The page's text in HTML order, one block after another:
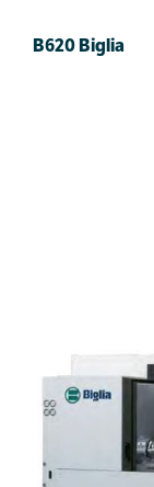
B620 Biglia